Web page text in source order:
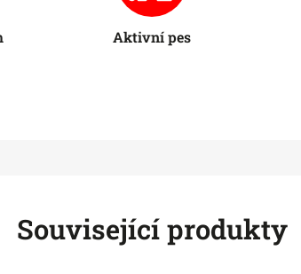
Aktivní pes
Související produkty